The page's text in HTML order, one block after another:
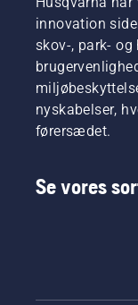
innovation
skov-, park- og
nyskabelser,
førersædet.
Se vores